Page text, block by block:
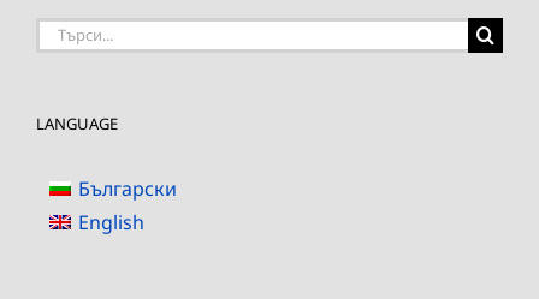
Търсене
LANGUAGE
Български
English